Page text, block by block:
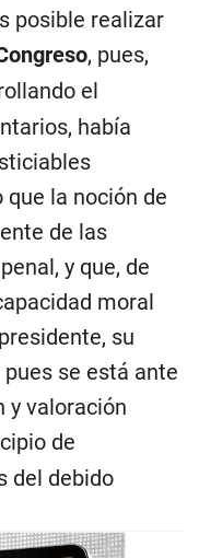
posible realizar
, pues,
el
había
la noción de
de las
y que, de
moral
su
se está ante
y valoración
de
del debido